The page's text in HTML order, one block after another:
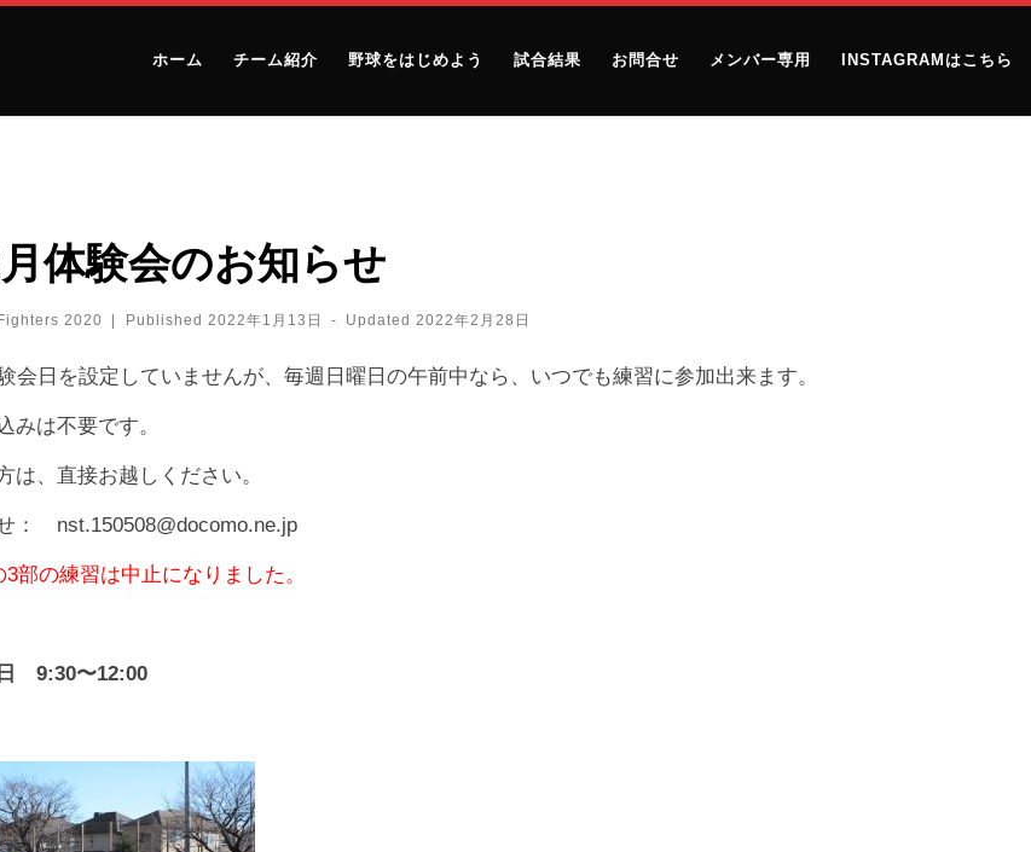
ホーム チーム紹介 野球をはじめよう 試合結果 お問合せ メンバー専用 INSTAGRAMはこちら
体験会のお知らせ
2020 | Published 2022年1月13日 - Updated 2022年2月28日
会日を設定していませんが、毎週日曜日の午前中なら、いつでも練習に参加出来ます。
みは不要です。
は、直接お越しください。
： nst.150508@docomo.ne.jp
部の練習は中止になりました。
9:30〜12:00